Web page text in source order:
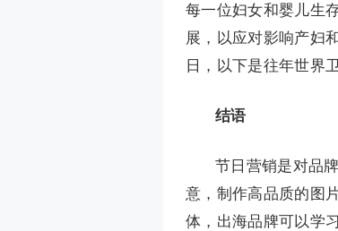
每一位妇女和婴儿生
展，以应对影响产妇
日，以下是往年世界
结语
节日营销是对品
意，制作高品质的图
体，出海品牌可以学